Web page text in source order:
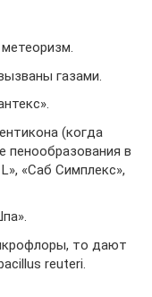
газами.
(когда
пенообразования в
«Саб Симплекс»,
то дают
reuteri.